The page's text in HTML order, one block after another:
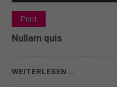
Print
Nullam quis
WEITERLESEN …